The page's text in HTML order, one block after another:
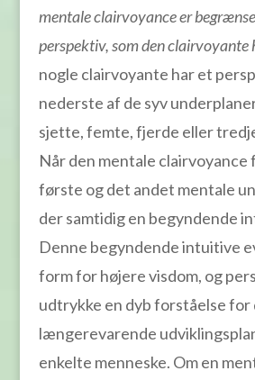
mentale clairvoyance er
perspektiv, som den clairvoyante
nogle clairvoyante har et
nederste af de syv
sjette, femte, fjerde eller
Når den mentale
første og det andet mentale
der samtidig en begyndende
Denne begyndende intuitive
form for højere visdom, og
udtrykke en dyb forståelse for
længerevarende
enkelte menneske. Om en